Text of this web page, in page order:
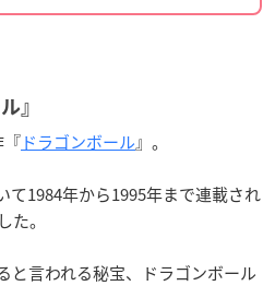
』
『ドラゴンボール』。
て1984年から1995年まで連載され
た。
と言われる秘宝、ドラゴンボール